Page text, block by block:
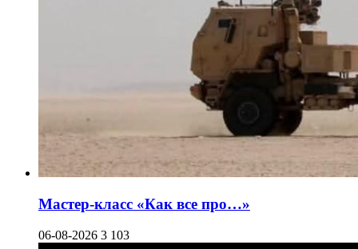
Мастер-класс «Как все про…»
06-08-2026 3 103